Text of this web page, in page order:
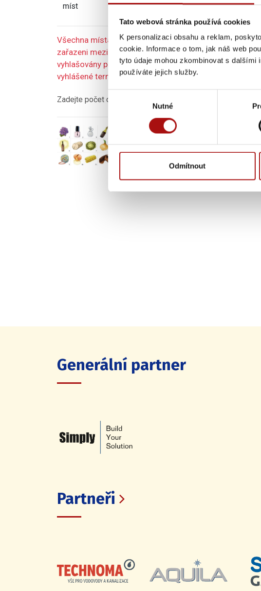
Tato webová stránka používá cookies
K personalizaci obsahu a reklam,
cookie. Informace o tom, jak náš web
tyto údaje mohou zkombinovat s
používáte jejich služby.
Nutné
Odmítnout
míst
Všechna místa jsou již rezervována. Můžete poslat
zařazeni mezi náhradníky. V případě, že se některé
vyhlašovány postupně v závislosti na poptávce a
vyhlášené termíny, popř. se přihlaste k odběru novinek v
Zadejte počet osob:
Generální partner
Partneři